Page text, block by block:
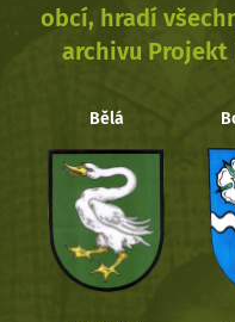
obcí, hradí
archivu
Bělá